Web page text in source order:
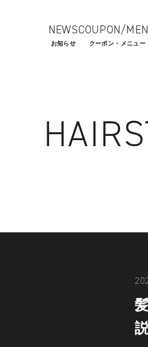
NEWS
お知らせ
COUPON/
クーポン・メニュー